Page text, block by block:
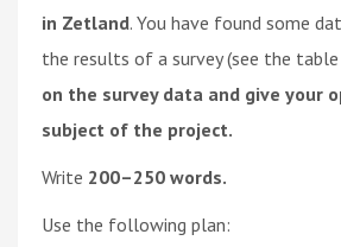
in Zetland. You have found some
the results of a survey (see the
on the survey data and give your
subject of the project.
Write 200–250 words.
Use the following plan: